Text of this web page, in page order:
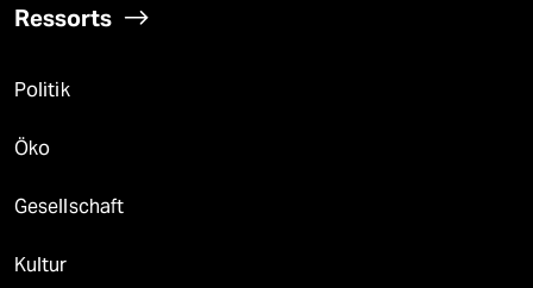
Ressorts
Politik
Öko
Gesellschaft
Kultur